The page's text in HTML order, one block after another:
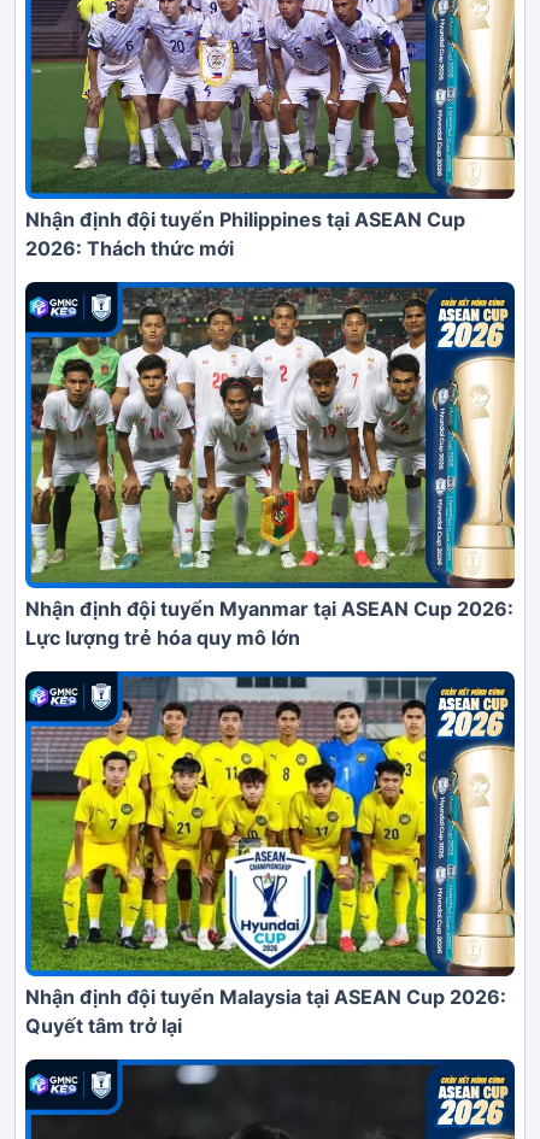
Nhận định đội tuyển Philippines tại ASEAN Cup
2026: Thách thức mới
Nhận định đội tuyển Myanmar tại ASEAN Cup 2026:
Lực lượng trẻ hóa quy mô lớn
Nhận định đội tuyển Malaysia tại ASEAN Cup 2026:
Quyết tâm trở lại